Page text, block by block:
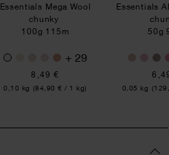
Essentials Mega Wool
chunky
100g 115m
+ 29
8,49 €
Inhalt:
0,10 kg (84,90 € / 1 kg)
Essentials
50g
Inhalt:
0,05 kg